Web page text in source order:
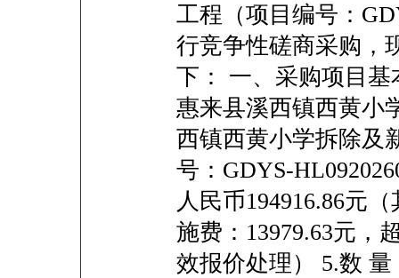
工程（项目编号：
行竞争性磋商采购，
下： 一、采购项目
惠来县溪西镇西黄小
西镇西黄小学拆除及
号：GDYS-
人民币194916.86元
施费：13979.63元，
效报价处理） 5.数